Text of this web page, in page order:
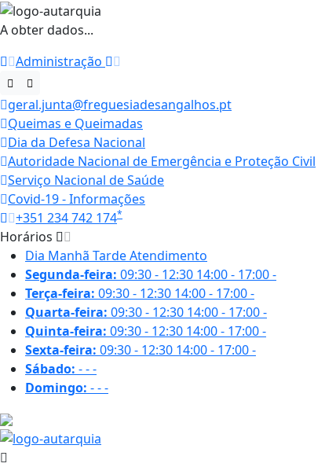
A obter dados...
Administração
geral.junta@freguesiadesangalhos.pt
Queimas e Queimadas
Dia da Defesa Nacional
Autoridade Nacional de Emergência e Proteção Civil
Serviço Nacional de Saúde
Covid-19 - Informações
+351 234 742 174*
Horários
Dia Manhã TardeAtendimento
Segunda-feira: 09:30 - 12:30 14:00 - 17:00-
Terça-feira: 09:30 - 12:30 14:00 - 17:00-
Quarta-feira: 09:30 - 12:30 14:00 - 17:00-
Quinta-feira: 09:30 - 12:30 14:00 - 17:00-
Sexta-feira: 09:30 - 12:30 14:00 - 17:00-
Sábado: ---
Domingo: ---